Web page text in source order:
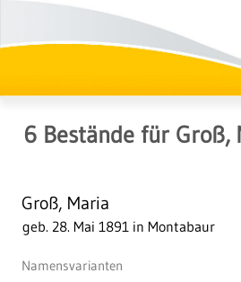
6 Bestände für Groß,
Groß, Maria
geb. 28. Mai 1891 in Montabaur
Namensvarianten